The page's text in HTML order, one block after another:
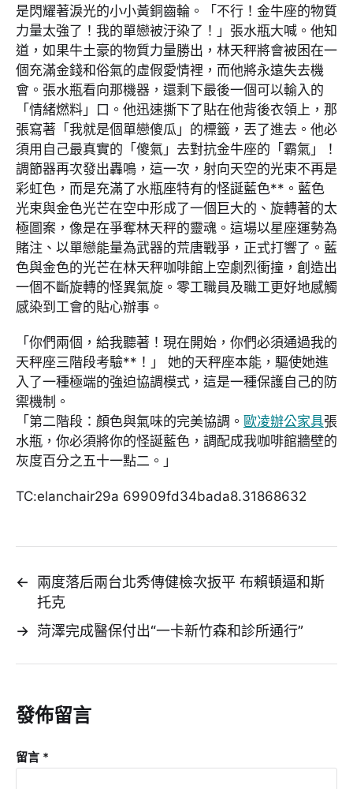
是閃耀著淚光的小小黃銅齒輪。「不行！金牛座的物質
力量太強了！我的單戀被汙染了！」張水瓶大喊。他知
道，如果牛土豪的物質力量勝出，林天秤將會被困在一
個充滿金錢和俗氣的虛假愛情裡，而他將永遠失去機
會。張水瓶看向那機器，還剩下最後一個可以輸入的
「情緒燃料」口。他迅速撕下了貼在他背後衣領上，那
張寫著「我就是個單戀傻瓜」的標籤，丟了進去。他必
須用自己最真實的「傻氣」去對抗金牛座的「霸氣」！
調節器再次發出轟鳴，這一次，射向天空的光束不再是
彩虹色，而是充滿了水瓶座特有的怪誕藍色**。藍色
光束與金色光芒在空中形成了一個巨大的、旋轉著的太
極圖案，像是在爭奪林天秤的靈魂。這場以星座運勢為
賭注、以單戀能量為武器的荒唐戰爭，正式打響了。藍
色與金色的光芒在林天秤咖啡館上空劇烈衝撞，創造出
一個不斷旋轉的怪異氣旋。零工職員及職工更好地感觸
感染到工會的貼心辦事。
「你們兩個，給我聽著！現在開始，你們必須通過我的
天秤座三階段考驗**！」 她的天秤座本能，驅使她進
入了一種極端的強迫協調模式，這是一種保護自己的防
禦機制。
「第二階段：顏色與氣味的完美協調。 歐凌辦公家具張
水瓶，你必須將你的怪誕藍色，調配成我咖啡館牆壁的
灰度百分之五十一點二。」
TC:elanchair29a 69909fd34bada8.31868632
←
兩度落后兩台北秀傳健檢次扳平 布賴頓逼和斯
托克
→ 菏澤完成醫保付出“一卡新竹森和診所通行”
發佈留言
留言 *